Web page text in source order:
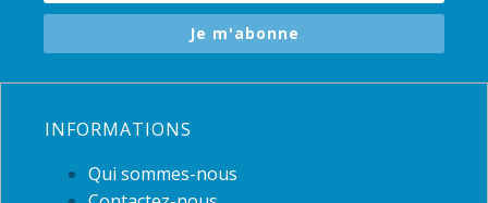
Je m'abonne
INFORMATIONS
Qui sommes-nous